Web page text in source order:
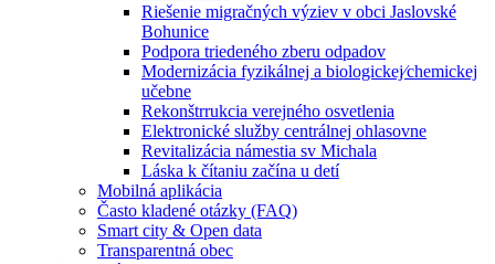
Riešenie migračných výziev v obci Jaslovské
Bohunice
Podpora triedeného zberu odpadov
Modernizácia fyzikálnej a biologickej⁄chemickej
učebne
Rekonštrrukcia verejného osvetlenia
Elektronické služby centrálnej ohlasovne
Revitalizácia námestia sv Michala
Láska k čítaniu začína u detí
Mobilná aplikácia
Často kladené otázky (FAQ)
Smart city & Open data
Transparentná obec